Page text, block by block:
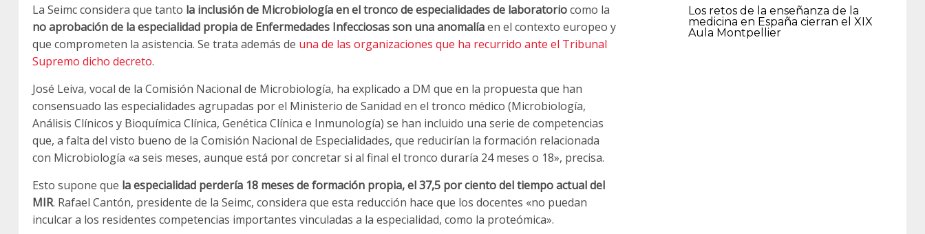
La Seimc considera que tanto la inclusión de Microbiología en el tronco de especialidades de laboratoriocomo la
no aprobación de la especialidad propia de Enfermedades Infecciosas son una anomalíaen el contexto europeo y
que comprometen la asistencia. Se trata además de una de las organizaciones que ha recurrido ante el Tribunal
Supremo dicho decreto.
José Leiva, vocal de la Comisión Nacional de Microbiología, ha explicado a DM que en la propuesta que han
consensuado las especialidades agrupadas por el Ministerio de Sanidad en el tronco médico (Microbiología,
Análisis Clínicos y Bioquímica Clínica, Genética Clínica e Inmunología) se han incluido una serie de competencias
que, a falta del visto bueno de la Comisión Nacional de Especialidades, que reducirían la formación relacionada
con Microbiología «a seis meses, aunque está por concretar si al final el tronco duraría 24 meses o 18», precisa.
Esto supone que la especialidad perdería 18 meses de formación propia, el 37,5 por ciento del tiempo actual del
MIR. Rafael Cantón, presidente de la Seimc, considera que esta reducción hace que los docentes «no puedan
inculcar a los residentes competencias importantes vinculadas a la especialidad, como la proteómica».
Los retos de la enseñanza de la
medicina en España cierran el XIX
Aula Montpellier